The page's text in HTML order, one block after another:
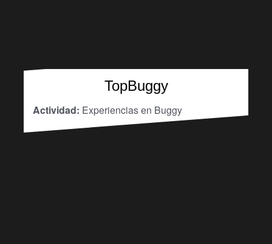
TopBuggy
Actividad: Experiencias en Buggy